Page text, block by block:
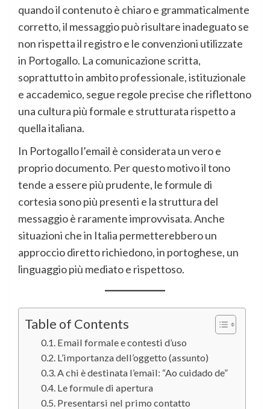
quando il contenuto è chiaro e grammaticalmente
corretto, il messaggio può risultare inadeguato se
non rispetta il registro e le convenzioni utilizzate
in Portogallo. La comunicazione scritta,
soprattutto in ambito professionale, istituzionale
e accademico, segue regole precise che riflettono
una cultura più formale e strutturata rispetto a
quella italiana.
In Portogallo l’email è considerata un vero e
proprio documento. Per questo motivo il tono
tende a essere più prudente, le formule di
cortesia sono più presenti e la struttura del
messaggio è raramente improvvisata. Anche
situazioni che in Italia permetterebbero un
approccio diretto richiedono, in portoghese, un
linguaggio più mediato e rispettoso.
Table of Contents
Email formale e contesti d’uso
L’importanza dell’oggetto (assunto)
A chi è destinata l’email: “Ao cuidado de”
Le formule di apertura
Presentarsi nel primo contatto